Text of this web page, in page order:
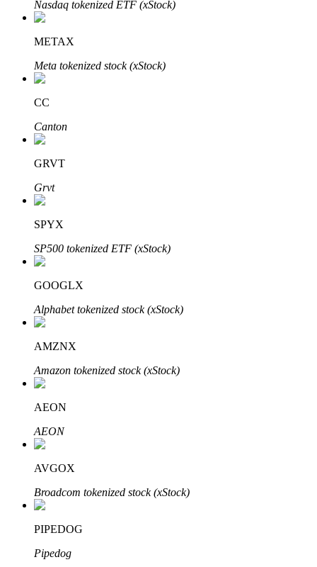
Otomatik Yatırım
Pasif gelir kazanma hakkında bilgi edinin
Bitrue
AI
Bitrue Ortakları
Bitrue İş Ortağı
Nasdaq tokenized ETF (xStock)
METAX
Meta tokenized stock (xStock)
CC
Canton
GRVT
Grvt
SPYX
SP500 tokenized ETF (xStock)
GOOGLX
Alphabet tokenized stock (xStock)
AMZNX
Amazon tokenized stock (xStock)
AEON
AEON
AVGOX
Broadcom tokenized stock (xStock)
PIPEDOG
Pipedog